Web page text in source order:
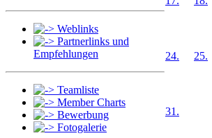
Weblinks
Partnerlinks und
Empfehlungen
Teamliste
Member Charts
Bewerbung
Fotogalerie
24. 25.
31.